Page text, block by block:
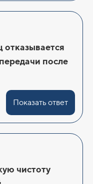
отказывается
после
Показать ответ
чистоту